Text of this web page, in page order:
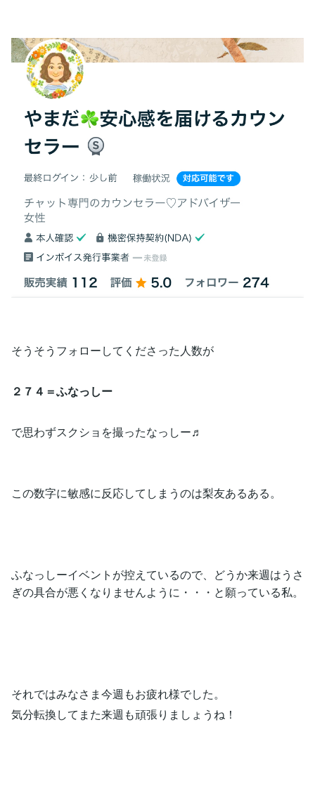
そうそうフォローしてくださった人数が
２７４＝ふなっしー
で思わずスクショを撮ったなっしー♬
この数字に敏感に反応してしまうのは梨友あるある。
ふなっしーイベントが控えているので、どうか来週はうさ
ぎの具合が悪くなりませんように・・・と願っている私。
それではみなさま今週もお疲れ様でした。
気分転換してまた来週も頑張りましょうね！